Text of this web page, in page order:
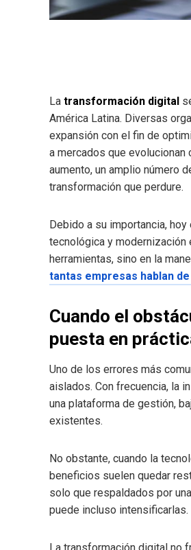
La transformación digital
América Latina. Diversas
expansión con el fin de
a mercados que
aumento, un amplio número
transformación que perdure.
Debido a su importancia,
tecnológica y modernización
herramientas, sino en la
tantas empresas hablan
Cuando el
puesta en
Uno de los errores más
aislados. Con frecuencia, la
una plataforma de gestión,
existentes.
No obstante, cuando la
beneficios suelen quedar
solo que respaldados por
puede incluso intensificarlas.